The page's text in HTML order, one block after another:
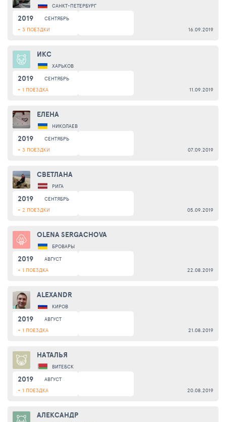
САНКТ-ПЕТЕРБУРГ
2019
СЕНТЯБРЬ
+ 3 ПОЕЗДКИ
16.09.2019
ИКС
ХАРЬКОВ
2019
СЕНТЯБРЬ
+ 1 ПОЕЗДКА
11.09.2019
ЕЛЕНА
НИКОЛАЕВ
2019
СЕНТЯБРЬ
+ 3 ПОЕЗДКИ
07.09.2019
СВЕТЛАНА
РИГА
2019
СЕНТЯБРЬ
+ 2 ПОЕЗДКИ
05.09.2019
OLENA SERGACHOVA
БРОВАРЫ
2019
АВГУСТ
+ 1 ПОЕЗДКА
22.08.2019
ALEXANDR
КИРОВ
2019
АВГУСТ
+ 1 ПОЕЗДКА
21.08.2019
НАТАЛЬЯ
ВИТЕБСК
2019
АВГУСТ
+ 1 ПОЕЗДКА
20.08.2019
АЛЕКСАНДР